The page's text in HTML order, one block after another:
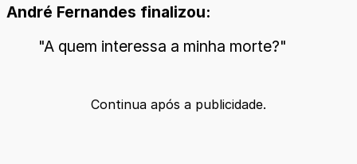
André Fernandes finalizou:
"A quem interessa a minha morte?"
Continua após a publicidade.